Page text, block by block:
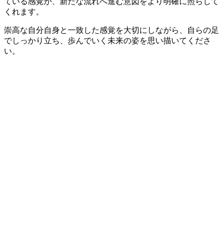
くれます。
崇高な自分自身と一致した感覚を大切にしながら、自らの足
でしっかり立ち、歩んでいく未来の姿を思い描いてくださ
い。